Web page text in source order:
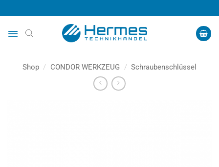
Inhalt
springen
Shop / CONDOR WERKZEUG / Schraubenschlüssel